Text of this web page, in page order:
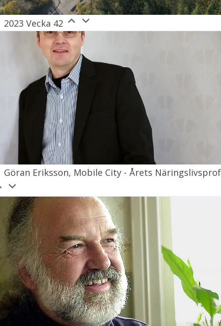
2023 Vecka 42
Göran Eriksson, Mobile City - Årets